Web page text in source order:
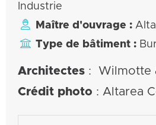
Industrie

Maître d'ouvrage :
 Type de bâtiment :
Architectes : Wilmotte
Crédit photo : Altarea